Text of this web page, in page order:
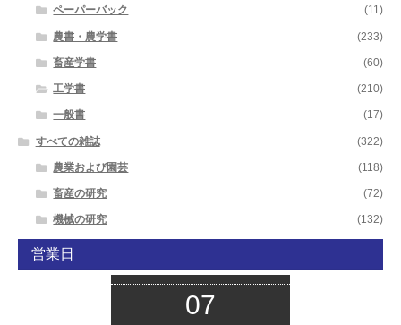
ペーパーバック (11)
農書・農学書 (233)
畜産学書 (60)
工学書 (210)
一般書 (17)
すべての雑誌 (322)
農業および園芸 (118)
畜産の研究 (72)
機械の研究 (132)
営業日
07